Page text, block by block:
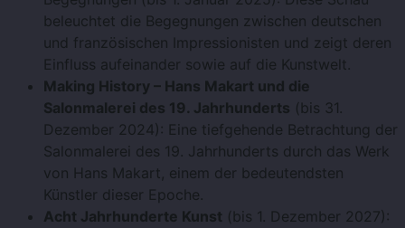
beleuchtet die Begegnungen zwischen deutschen
und französischen Impressionisten und zeigt deren
Einfluss aufeinander sowie auf die Kunstwelt.
Making History – Hans Makart und die
Salonmalerei des 19. Jahrhunderts (bis 31.
Dezember 2024): Eine tiefgehende Betrachtung der
Salonmalerei des 19. Jahrhunderts durch das Werk
von Hans Makart, einem der bedeutendsten
Künstler dieser Epoche.
Acht Jahrhunderte Kunst (bis 1. Dezember 2027):